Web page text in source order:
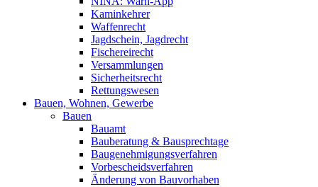
Kaminkehrer
Waffenrecht
Jagdschein, Jagdrecht
Fischereirecht
Versammlungen
Sicherheitsrecht
Rettungswesen
Bauen, Wohnen, Gewerbe
Bauen
Bauamt
Bauberatung & Bausprechtage
Baugenehmigungsverfahren
Vorbescheidsverfahren
Änderung von Bauvorhaben